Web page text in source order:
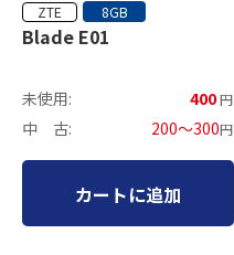
ZTE 8GB
Blade E01
未使用: 400円
中 古: 200～300円
カートに追加